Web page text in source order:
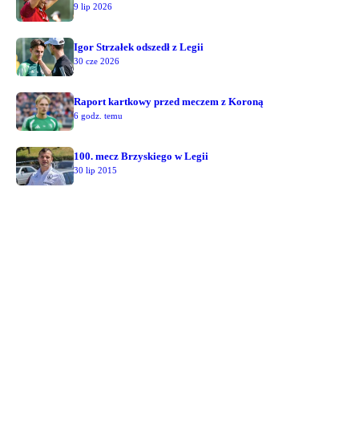
9 lip 2026
Igor Strzałek odszedł z Legii
30 cze 2026
Raport kartkowy przed meczem z Koroną
6 godz. temu
100. mecz Brzyskiego w Legii
30 lip 2015